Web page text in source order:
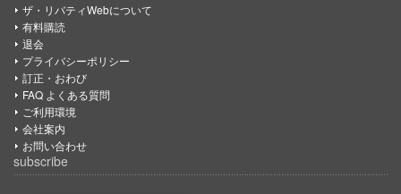
ザ・リバティWebについて
有料購読
退会
プライバシーポリシー
訂正・おわび
FAQ よくある質問
ご利用環境
会社案内
お問い合わせ
subscribe